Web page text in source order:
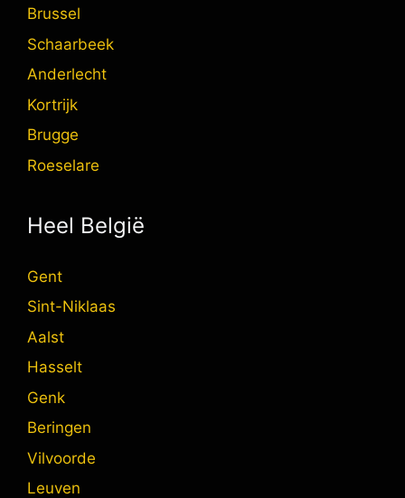
Brussel
Schaarbeek
Anderlecht
Kortrijk
Brugge
Roeselare
Heel België
Gent
Sint-Niklaas
Aalst
Hasselt
Genk
Beringen
Vilvoorde
Leuven